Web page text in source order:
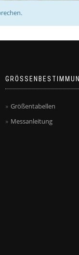
GRÖSSENBESTIMMUNG
Größentabellen
Messanleitung